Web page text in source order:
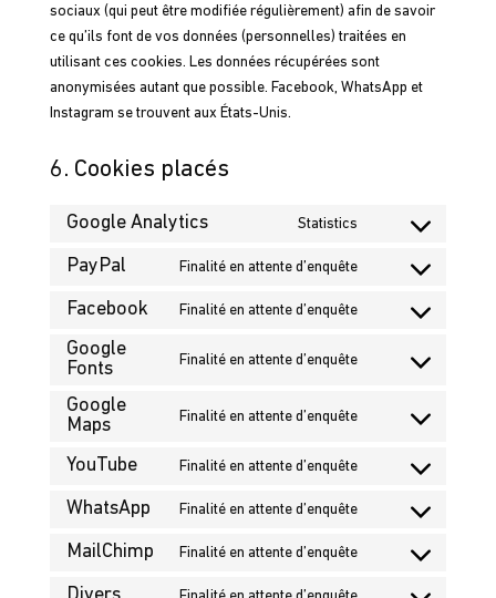
sociaux (qui peut être modifiée régulièrement) afin de savoir
ce qu’ils font de vos données (personnelles) traitées en
utilisant ces cookies. Les données récupérées sont
anonymisées autant que possible. Facebook, WhatsApp et
Instagram se trouvent aux États-Unis.
6. Cookies placés
Google Analytics Statistics
Consent
google-
PayPal Finalité en attente d’enquête
Consent
paypal
Facebook Finalité en attente d’enquête
Consent
service
Google
Fonts
Finalité en attente d’enquête
Consent
service
Google
Maps
Finalité en attente d’enquête
Consent
service
google-
YouTube Finalité en attente d’enquête
Consent
youtube
WhatsApp Finalité en attente d’enquête
Consent
MailChimp Finalité en attente d’enquête
Consent